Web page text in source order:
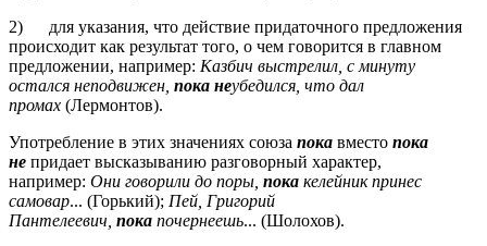
2) для указания, что действие придаточного предложения
происходит как результат того, о чем говорится в главном
предложении, например: Казбич выстрелил, с минуту
остался неподвижен, пока неубедился, что дал
промах (Лермонтов).
Употребление в этих значениях союза пока вместо пока
не придает высказыванию разговорный характер,
например: Они говорили до поры, пока келейник принес
самовар... (Горький); Пей, Григорий
Пантелеевич, пока почернеешь... (Шолохов).